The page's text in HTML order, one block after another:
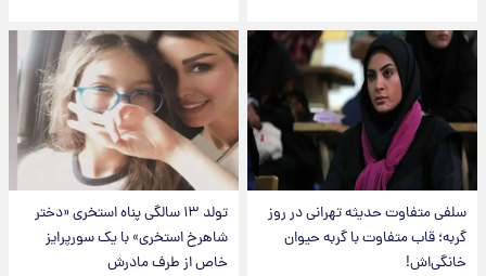
سلفی متفاوت حدیثه تهرانی در روز
گربه؛ قاب متفاوت با گربه حیوان
خانگی‌اش!
تولد ۱۳ سالگی پناه استخری «دختر
شاهرخ استخری» با یک سورپرایز
خاص از طرف مادرش